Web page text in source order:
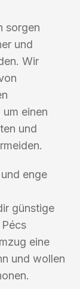
sorgen
und
Wir
einen
und
enge
günstige
eine
und wollen